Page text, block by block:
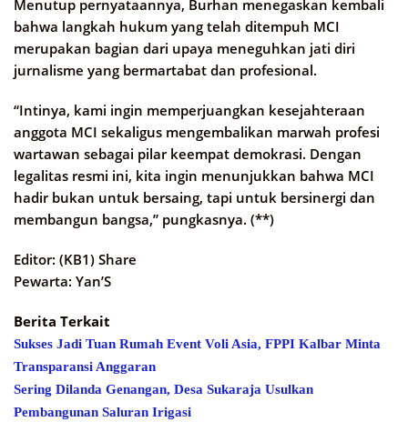
Menutup pernyataannya, Burhan menegaskan kembali
bahwa langkah hukum yang telah ditempuh MCI
merupakan bagian dari upaya meneguhkan jati diri
jurnalisme yang bermartabat dan profesional.
“Intinya, kami ingin memperjuangkan kesejahteraan
anggota MCI sekaligus mengembalikan marwah profesi
wartawan sebagai pilar keempat demokrasi. Dengan
legalitas resmi ini, kita ingin menunjukkan bahwa MCI
hadir bukan untuk bersaing, tapi untuk bersinergi dan
membangun bangsa,” pungkasnya. (**)
Editor: (KB1) Share
Pewarta: Yan’S
Berita Terkait
Sukses Jadi Tuan Rumah Event Voli Asia, FPPI Kalbar Minta
Transparansi Anggaran
Sering Dilanda Genangan, Desa Sukaraja Usulkan
Pembangunan Saluran Irigasi